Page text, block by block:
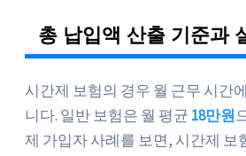
총 납입액 산출 기준과
시간제 보험의 경우 월 근무 시간
니다. 일반 보험은 월 평균 18만원
제 가입자 사례를 보면, 시간제 보